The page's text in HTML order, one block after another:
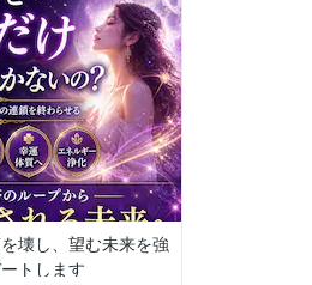
壊し、望む未来を強
トします